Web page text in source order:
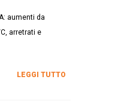
aumenti da
arretrati e
LEGGI TUTTO